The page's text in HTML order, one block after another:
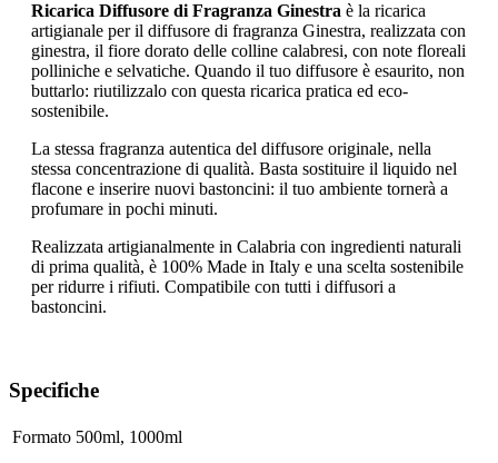
Ricarica Diffusore di Fragranza Ginestra è la ricarica
artigianale per il diffusore di fragranza Ginestra, realizzata con
ginestra, il fiore dorato delle colline calabresi, con note floreali
polliniche e selvatiche. Quando il tuo diffusore è esaurito, non
buttarlo: riutilizzalo con questa ricarica pratica ed eco-
sostenibile.
La stessa fragranza autentica del diffusore originale, nella
stessa concentrazione di qualità. Basta sostituire il liquido nel
flacone e inserire nuovi bastoncini: il tuo ambiente tornerà a
profumare in pochi minuti.
Realizzata artigianalmente in Calabria con ingredienti naturali
di prima qualità, è 100% Made in Italy e una scelta sostenibile
per ridurre i rifiuti. Compatibile con tutti i diffusori a
bastoncini.
Specifiche
Formato 500ml, 1000ml